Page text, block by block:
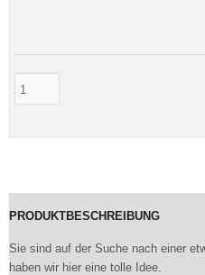
PRODUKTBESCHREIBUNG
Sie sind auf der Suche nach einer
haben wir hier eine tolle Idee.